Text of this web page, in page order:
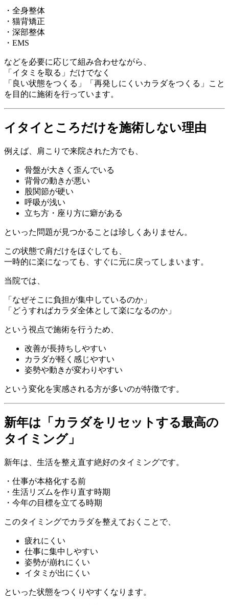
・全身整体
・猫背矯正
・深部整体
・EMS
などを必要に応じて組み合わせながら、
「イタミを取る」だけでなく
「良い状態をつくる」「再発しにくいカラダをつくる」こと
を目的に施術を行っています。
イタイところだけを施術しない理由
例えば、肩こりで来院された方でも、
骨盤が大きく歪んでいる
背骨の動きが悪い
股関節が硬い
呼吸が浅い
立ち方・座り方に癖がある
といった問題が見つかることは珍しくありません。
この状態で肩だけをほぐしても、
一時的に楽になっても、すぐに元に戻ってしまいます。
当院では、
「なぜそこに負担が集中しているのか」
「どうすればカラダ全体として楽になるのか」
という視点で施術を行うため、
改善が長持ちしやすい
カラダが軽く感じやすい
姿勢や動きが変わりやすい
という変化を実感される方が多いのが特徴です。
新年は「カラダをリセットする最高の
タイミング」
新年は、生活を整え直す絶好のタイミングです。
・仕事が本格化する前
・生活リズムを作り直す時期
・今年の目標を立てる時期
このタイミングでカラダを整えておくことで、
疲れにくい
仕事に集中しやすい
姿勢が崩れにくい
イタミが出にくい
といった状態をつくりやすくなります。